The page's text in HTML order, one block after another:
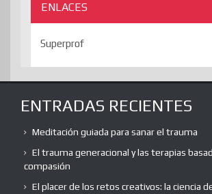
ENLACES
Superprof
ENTRADAS RECIENTES
Meditación guiada para sanar el trauma
El trauma generacional y las terapias
compasión
El placer de los retos creativos: la ciencia